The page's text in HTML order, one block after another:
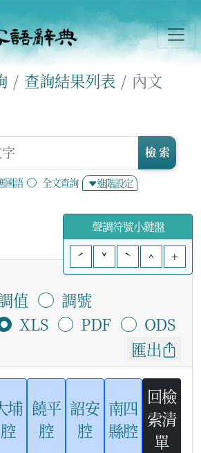
查詢結果列表 內文
國語 全文查詢 進階設定
檢 索
聲調符號小鍵盤
ˊ
ˇ ˋ ^ +
值
調號
XLS
PDF
ODS
匯出
埔
腔
饒平
腔
詔安
腔
南四
縣腔
回檢
索清
單